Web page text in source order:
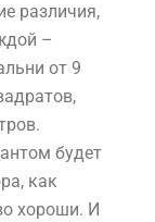
различия,
–
от 9
будет
как
хороши. И